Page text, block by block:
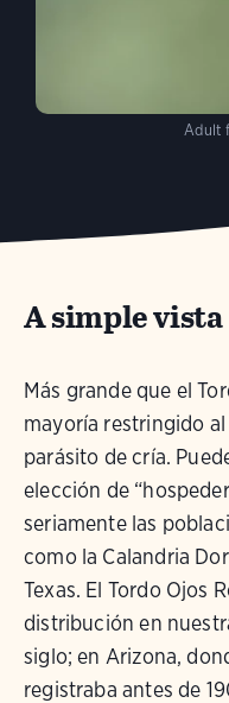
Adult
A simple vista
Más grande que el
mayoría restringido
parásito de cría.
elección de
seriamente las
como la Calandria
Texas. El Tordo Ojos
distribución en
siglo; en Arizona,
registraba antes de